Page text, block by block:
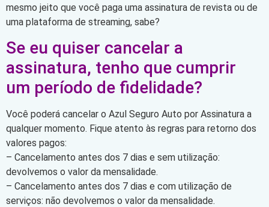
mesmo jeito que você paga uma assinatura de revista ou de
uma plataforma de streaming, sabe?
Se eu quiser cancelar a
assinatura, tenho que cumprir
um período de fidelidade?
Você poderá cancelar o Azul Seguro Auto por Assinatura a
qualquer momento. Fique atento às regras para retorno dos
valores pagos:
– Cancelamento antes dos 7 dias e sem utilização:
devolvemos o valor da mensalidade.
– Cancelamento antes dos 7 dias e com utilização de
serviços: não devolvemos o valor da mensalidade.